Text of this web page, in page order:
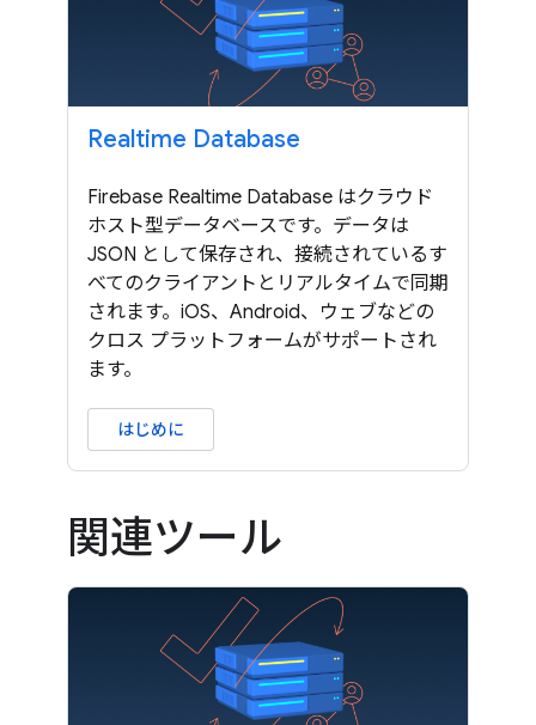
Realtime Database
Firebase Realtime Database はクラウド
ホスト型データベースです。データは
JSON として保存され、接続されているす
べてのクライアントとリアルタイムで同期
されます。iOS、Android、ウェブなどの
クロス プラットフォームがサポートされ
ます。
はじめに
関連ツール